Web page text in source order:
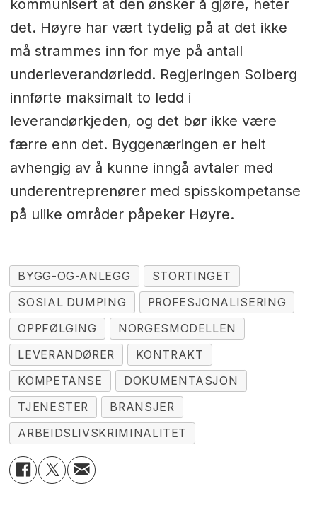
kommunisert at den ønsker å gjøre, heter
det. Høyre har vært tydelig på at det ikke
må strammes inn for mye på antall
underleverandørledd. Regjeringen Solberg
innførte maksimalt to ledd i
leverandørkjeden, og det bør ikke være
færre enn det. Byggenæringen er helt
avhengig av å kunne inngå avtaler med
underentreprenører med spisskompetanse
på ulike områder påpeker Høyre.
BYGG-OG-ANLEGG
STORTINGET
SOSIAL DUMPING
PROFESJONALISERING
OPPFØLGING
NORGESMODELLEN
LEVERANDØRER
KONTRAKT
KOMPETANSE
DOKUMENTASJON
TJENESTER
BRANSJER
ARBEIDSLIVSKRIMINALITET